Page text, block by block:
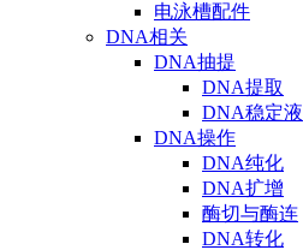
电泳槽配件
DNA相关
DNA抽提
DNA提取
DNA稳定液
DNA操作
DNA纯化
DNA扩增
酶切与酶连
DNA转化